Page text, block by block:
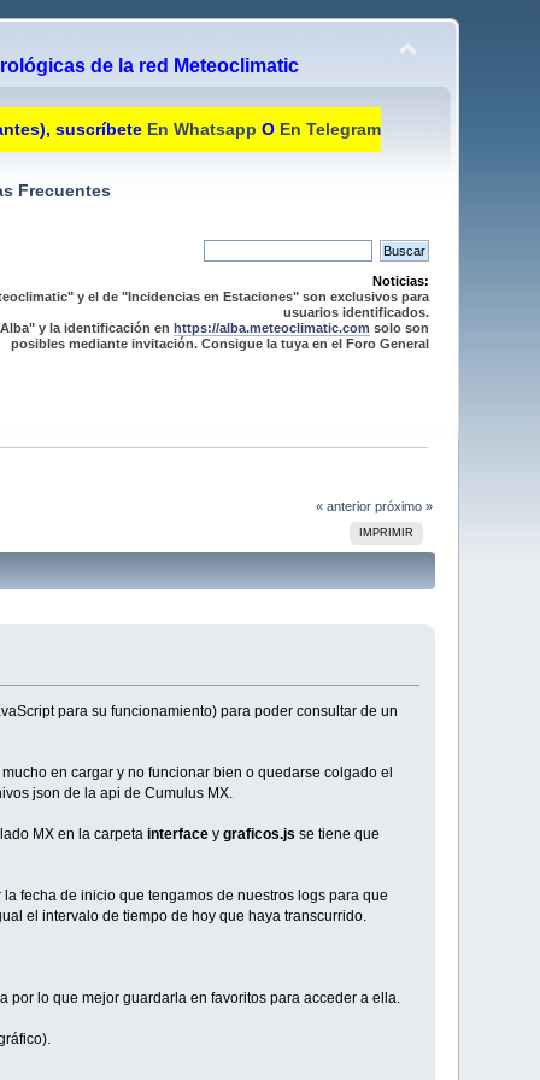
de la red Meteoclimatic
suscríbete En Whatsapp O En Telegram
Frecuentes
Noticias:
y el de "Incidencias en Estaciones" son exclusivos para
usuarios identificados.
y la identificación en https://alba.meteoclimatic.com solo son
posibles mediante invitación. Consigue la tuya en el Foro General
« anterior próximo »
IMPRIMIR
para su funcionamiento) para poder consultar de un
en cargar y no funcionar bien o quedarse colgado el
json de la api de Cumulus MX.
MX en la carpeta interfacey graficos.js se tiene que
fecha de inicio que tengamos de nuestros logs para que
el intervalo de tiempo de hoy que haya transcurrido.
lo que mejor guardarla en favoritos para acceder a ella.